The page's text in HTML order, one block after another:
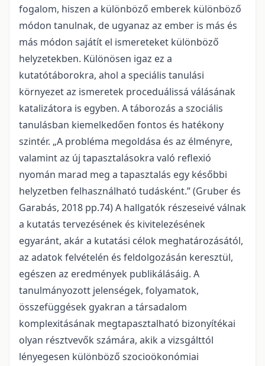
fogalom, hiszen a különböző emberek különböző
módon tanulnak, de ugyanaz az ember is más és
más módon sajátít el ismereteket különböző
helyzetekben. Különösen igaz ez a
kutatótáborokra, ahol a speciális tanulási
környezet az ismeretek proceduálissá válásának
katalizátora is egyben. A táborozás a szociális
tanulásban kiemelkedően fontos és hatékony
szintér. „A probléma megoldása és az élményre,
valamint az új tapasztalásokra való reflexió
nyomán marad meg a tapasztalás egy későbbi
helyzetben felhasználható tudásként.” (Gruber és
Garabás, 2018 pp.74) A hallgatók részeseivé válnak
a kutatás tervezésének és kivitelezésének
egyaránt, akár a kutatási célok meghatározásától,
az adatok felvételén és feldolgozásán keresztül,
egészen az eredmények publikálásáig. A
tanulmányozott jelenségek, folyamatok,
összefüggések gyakran a társadalom
komplexitásának megtapasztalható bizonyítékai
olyan résztvevők számára, akik a vizsgálttól
lényegesen különböző szocioökonómiai